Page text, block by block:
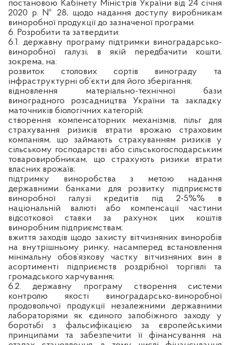
постановою Кабінету Міністрів України від 24 січня
2020 р. № 28, щодо надання доступу виробникам
виноробної продукції до зазначеної програми.
6. Розробити та затвердити:
6.1. державну програму підтримки виноградарсько-
виноробної галузі, в якій передбачити кошти,
зокрема, на:
розвиток столових сортів винограду та
інфраструктурні об’єкти для його зберігання;
відновлення матеріально-технічної бази
виноградного розсадництва України та закладку
маточників біологічних категорій;
створення компенсаторних механізмів, пільг для
страхування ризиків втрати врожаю страховим
компаніям, що займають страхуванням ризиків у
сільському господарстві або сільськогосподарським
товаровиробникам, що страхують ризики втрати
власних врожаїв;
підтримку виноробства з метою надання
державними банками для розвитку підприємств
виноробної галузі кредитів під 2-5%% в
національній валюті або компенсації частини
відсоткової ставки за рахунок цих коштів
виноробним підприємствам;
вжиття заходів щодо захисту вітчизняних виноробів
на внутрішньому ринку, насамперед встановлення
мінімальну обов’язкову частку вітчизняних вин в
асортименті підприємств роздрібної торгівлі та
громадського харчування;
6.2. державну програму створення системи
контролю якості виноградарсько-виноробної
продовольчої продукції незалежними державними
лабораторіями як єдиного запобіжного заходу у
боротьбі з фальсифікацією за європейськими
принципами та забезпечити її фінансування на